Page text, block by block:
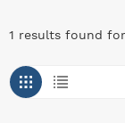
1 results found